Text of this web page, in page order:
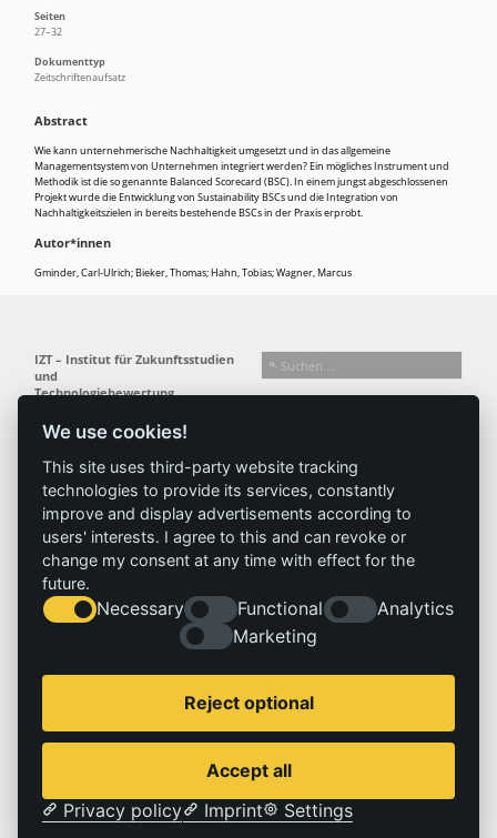
Abstract
Wie kann unternehmerische Nachhaltigkeit umgesetzt und in das allgemeine
Managementsystem von Unternehmen integriert werden? Ein mögliches Instru­ment und
Methodik ist die so genannte Balanced Scorecard (BSC). In einem jungst abgeschlossenen
Projekt wurde die Entwicklung von Sustainability BSCs und die Integration von
Nachhaltigkeitszielen in bereits bestehende BSCs in der Praxis erprobt.
Autor*innen
Gminder, Carl-Ulrich; Bieker, Thomas; Hahn, Tobias; Wagner, Marcus
Seiten
27–32
Dokumenttyp
Zeitschriftenaufsatz
We use cookies!
This site uses third-party website tracking
technologies to provide its services, constantly
improve and display advertisements according to
users' interests. I agree to this and can revoke or
change my consent at any time with effect for the
future.
Necessary Functional
Analytics
Marketing
Reject optional
Accept all
Privacy policy
Imprint Settings
IZT – Institut für Zukunftsstudien
und
Technologiebewertung
Busseallee 1 · 14163 Berlin
info@izt.de| www.izt.de
Institut
Profil
Team
Gremien
Forschung
Forschungsfelder
Referenz
Ergebnisse
Projekte
Aktuelles
News
Standorte
Stellenangebote
Impressum
Impressum
Datenschutzerklärung
© 2026 | IZT – Institut für Zukunftsstudien und Technologiebewertung gemeinnützige GmbH